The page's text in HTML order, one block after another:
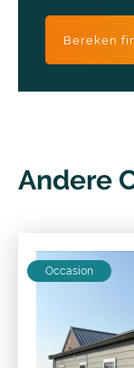
Bereken
Andere
Occasion